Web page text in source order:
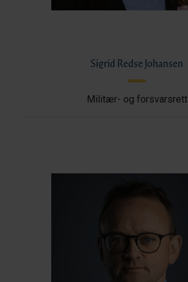
Sigrid Redse Johansen
Militær- og forsvarsrett